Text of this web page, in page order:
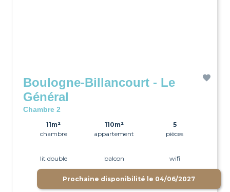
Boulogne-Billancourt - Le
Général
Chambre 2
11m²
chambre
110m²
appartement
5
pièces
lit double balcon wifi
Prochaine disponibilité le 04/06/2027